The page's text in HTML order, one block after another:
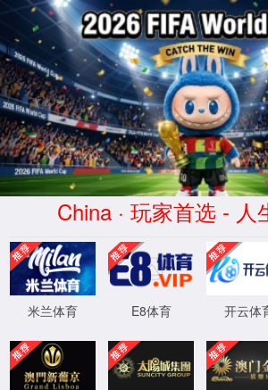
9297·至尊品源信誉(
网站-Venice Dream